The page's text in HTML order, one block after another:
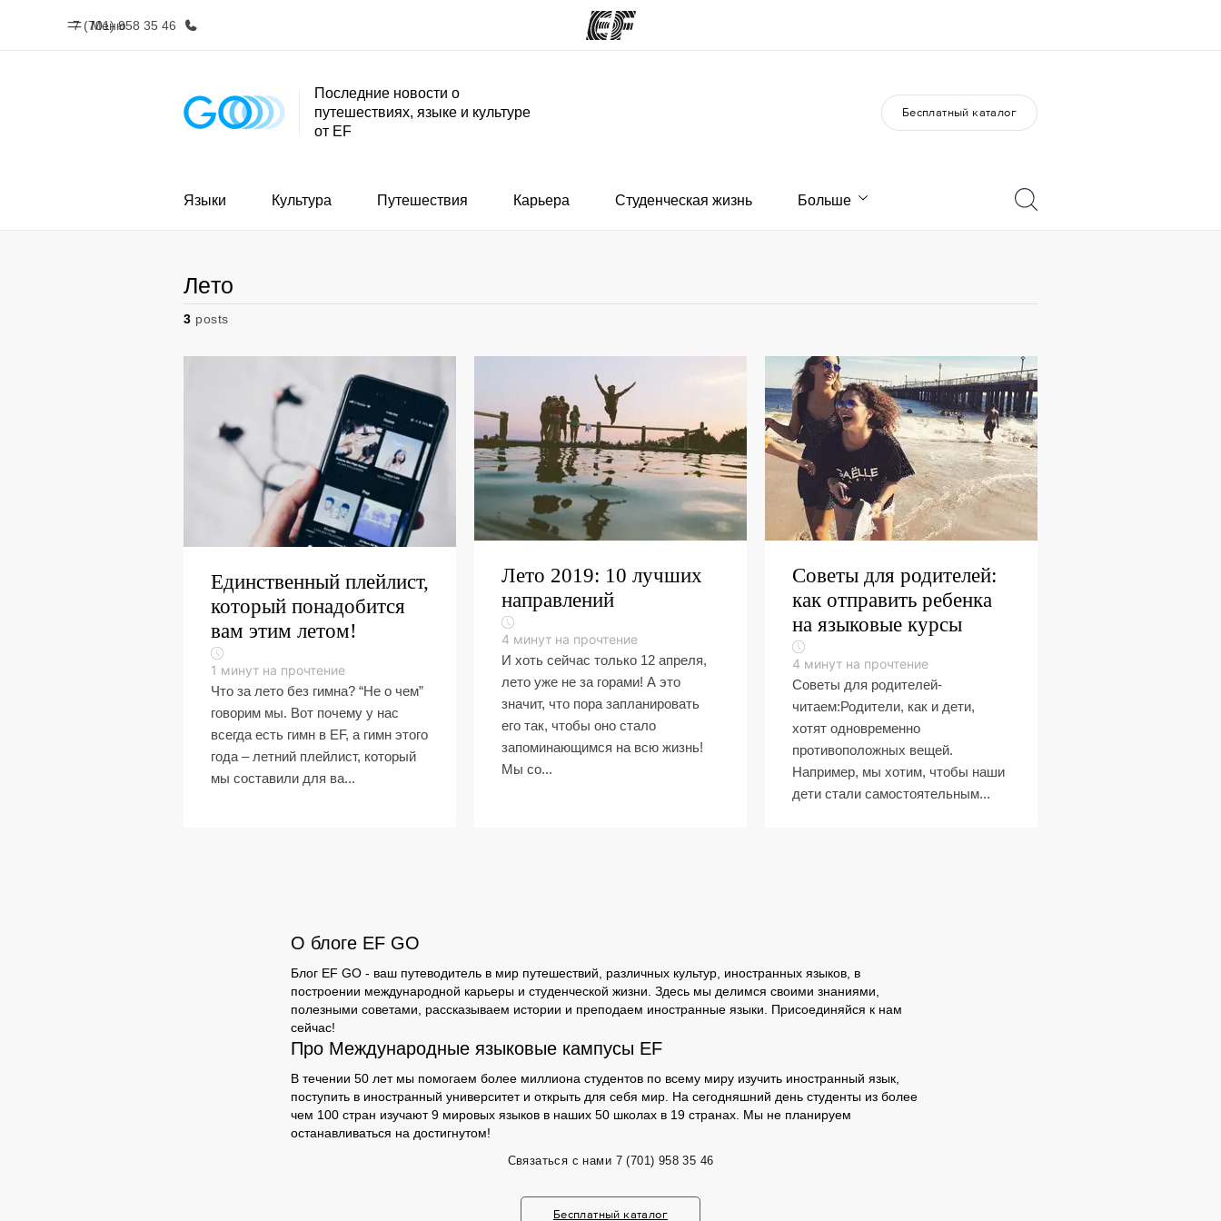
Меню
7 (701) 958 35 46
Главная Программы
Все курсы и программы
Карьера
Последние новости о
путешествиях, языке и культуре
от EF
Бесплатный каталог
Языки Культура Путешествия Карьера Студенческая жизнь Больше
Лето
3 posts
Единственный плейлист,
который понадобится
вам этим летом!
1 минут на прочтение
Что за лето без гимна? “Не о чем”
говорим мы. Вот почему у нас
всегда есть гимн в EF, а гимн этого
года – летний плейлист, который
мы составили для ва...
Лето 2019: 10 лучших
направлений
4 минут на прочтение
И хоть сейчас только 12 апреля,
лето уже не за горами! А это
значит, что пора запланировать
его так, чтобы оно стало
запоминающимся на всю жизнь!
Мы со...
Советы для родителей:
как отправить ребенка
на языковые курсы
4 минут на прочтение
Советы для родителей-
читаем:Родители, как и дети,
хотят одновременно
противоположных вещей.
Например, мы хотим, чтобы наши
дети стали самостоятельным...
О блоге EF GO
Блог EF GO - ваш путеводитель в мир путешествий, различных культур, иностранных языков, в
построении международной карьеры и студенческой жизни. Здесь мы делимся своими знаниями,
полезными советами, рассказываем истории и преподаем иностранные языки. Присоединяйся к нам
сейчас!
Про Международные языковые кампусы EF
В течении 50 лет мы помогаем более миллиона студентов по всему миру изучить иностранный язык,
поступить в иностранный университет и открыть для себя мир. На сегодняшний день студенты из более
чем 100 стран изучают 9 мировых языков в наших 50 школах в 19 странах. Мы не планируем
останавливаться на достигнутом!
Связаться с нами 7 (701) 958 35 46
Бесплатный каталог